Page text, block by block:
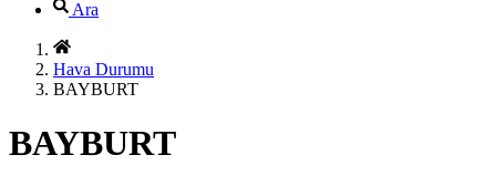
Ara
Hava Durumu
BAYBURT
BAYBURT